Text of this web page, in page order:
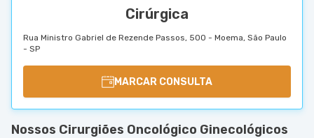
Cirúrgica
Rua Ministro Gabriel de Rezende Passos, 500 - Moema, São Paulo
- SP
MARCAR CONSULTA
Nossos Cirurgiões Oncológico Ginecológicos